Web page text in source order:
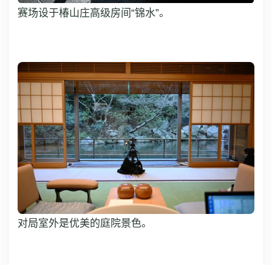
赛场设于椿山庄高级房间“锦水”。
对局室外是优美的庭院景色。